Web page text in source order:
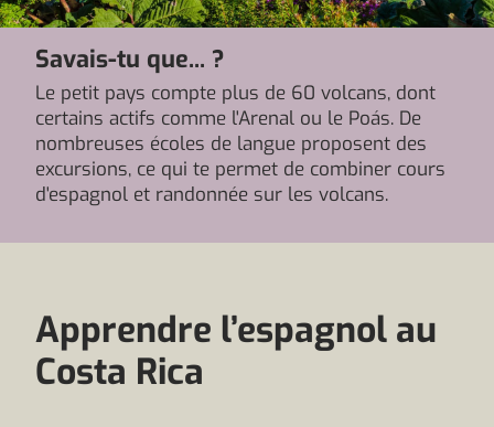
Savais-tu que... ?
Le petit pays compte plus de 60 volcans, dont
certains actifs comme l'Arenal ou le Poás. De
nombreuses écoles de langue proposent des
excursions, ce qui te permet de combiner cours
d'espagnol et randonnée sur les volcans.
Apprendre l’espagnol au
Costa Rica